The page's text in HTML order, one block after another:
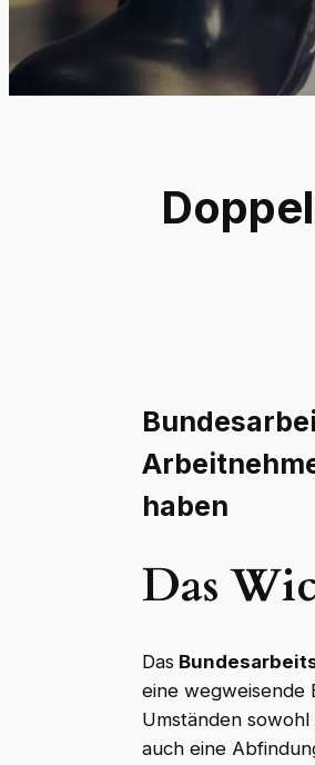
haben
Das
Das
eine wegweisende
Umständen
auch eine